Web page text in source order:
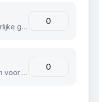
Stoere fatbikes voor avontuurlijke groepen. Geschikt voor strand, bos en terrein.
Samen fietsen op een tandem voor een unieke teambuilding ervaring.